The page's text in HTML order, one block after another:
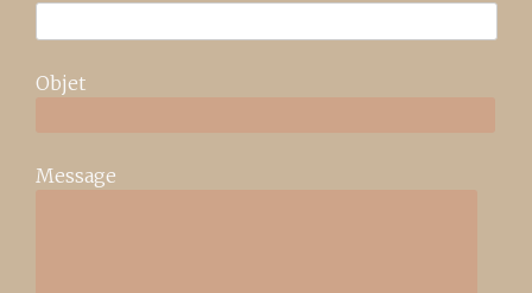
Objet
Message